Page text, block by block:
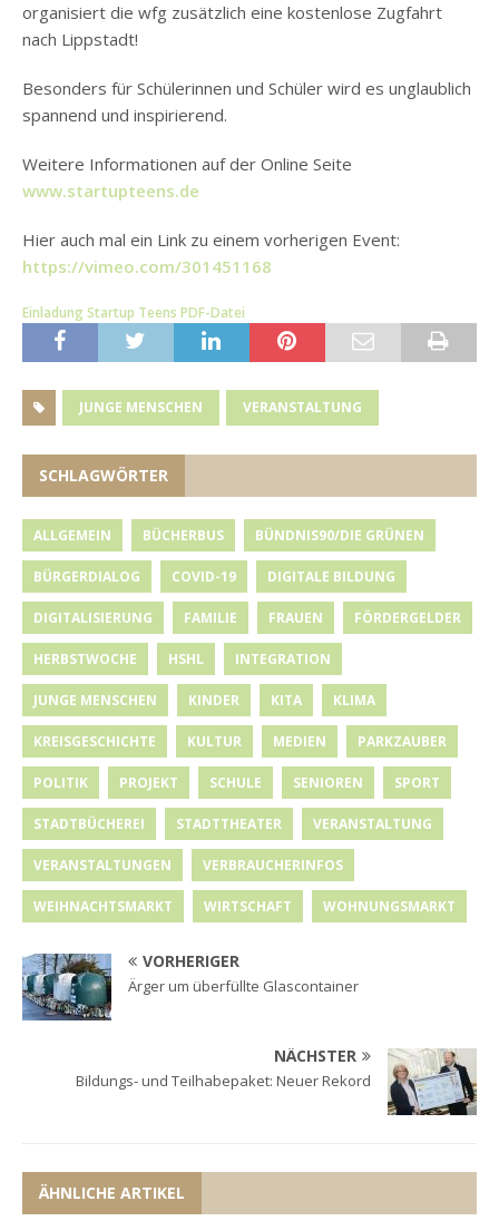
organisiert die wfg zusätzlich eine kostenlose Zugfahrt
nach Lippstadt!
Besonders für Schülerinnen und Schüler wird es unglaublich
spannend und inspirierend.
Weitere Informationen auf der Online Seite
www.startupteens.de
Hier auch mal ein Link zu einem vorherigen Event:
https://vimeo.com/301451168
Einladung Startup Teens PDF-Datei
JUNGE MENSCHEN VERANSTALTUNG
SCHLAGWÖRTER
ALLGEMEIN BÜCHERBUS BÜNDNIS90/DIE GRÜNEN
BÜRGERDIALOG COVID-19 DIGITALE BILDUNG
DIGITALISIERUNG FAMILIE FRAUEN FÖRDERGELDER
HERBSTWOCHE HSHL INTEGRATION
JUNGE MENSCHEN KINDER KITA KLIMA
KREISGESCHICHTE KULTUR MEDIEN PARKZAUBER
POLITIK PROJEKT SCHULE SENIOREN SPORT
STADTBÜCHEREI STADTTHEATER VERANSTALTUNG
VERANSTALTUNGEN VERBRAUCHERINFOS
WEIHNACHTSMARKT WIRTSCHAFT WOHNUNGSMARKT
VORHERIGER
Ärger um überfüllte Glascontainer
NÄCHSTER
Bildungs- und Teilhabepaket: Neuer Rekord
ÄHNLICHE ARTIKEL